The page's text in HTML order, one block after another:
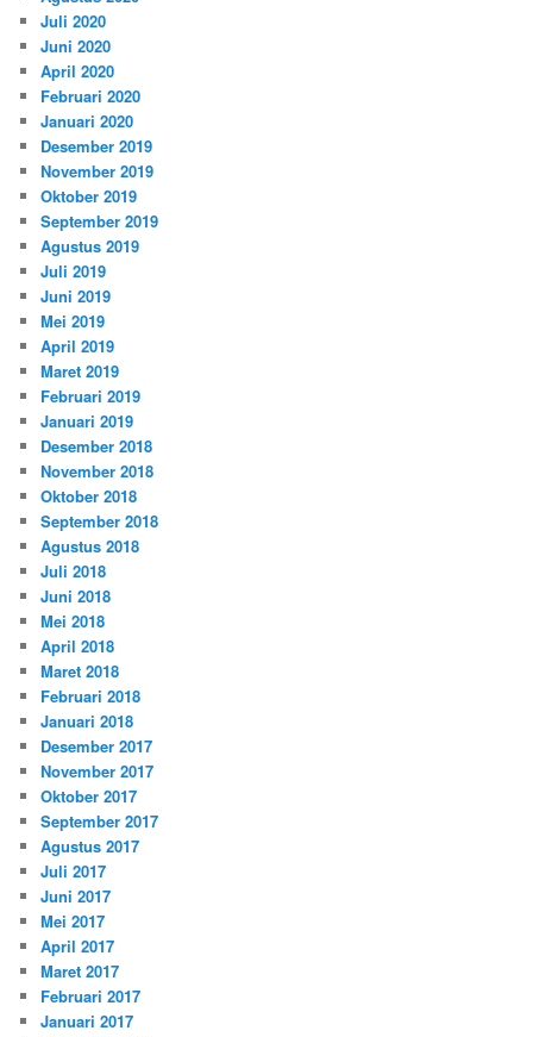
Juli 2020
Juni 2020
April 2020
Februari 2020
Januari 2020
Desember 2019
November 2019
Oktober 2019
September 2019
Agustus 2019
Juli 2019
Juni 2019
Mei 2019
April 2019
Maret 2019
Februari 2019
Januari 2019
Desember 2018
November 2018
Oktober 2018
September 2018
Agustus 2018
Juli 2018
Juni 2018
Mei 2018
April 2018
Maret 2018
Februari 2018
Januari 2018
Desember 2017
November 2017
Oktober 2017
September 2017
Agustus 2017
Juli 2017
Juni 2017
Mei 2017
April 2017
Maret 2017
Februari 2017
Januari 2017